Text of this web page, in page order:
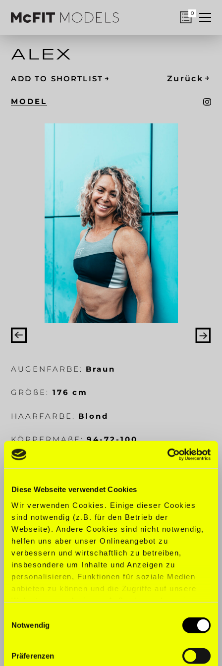
Diese Webseite verwendet Cookies
Wir verwenden Cookies. Einige dieser Cookies
sind notwendig (z.B. für den Betrieb der
Webseite). Andere Cookies sind nicht notwendig,
helfen uns aber unser Onlineangebot zu
verbessern und wirtschaftlich zu betreiben,
insbesondere um Inhalte und Anzeigen zu
personalisieren, Funktionen für soziale Medien
anbieten zu können und die Zugriffe auf unsere
Website an unsere Partner für soziale Medien,
Werbung und Analysen weiter. Unsere Partner
führen diese Informationen möglicherweise mit
weiteren Daten zusammen, die Sie ihnen
Notwendig
Präferenzen
0
ALEX
ADD TO SHORTLIST → Zurück →
MODEL
AUGENFARBE: Braun
GRÖ ß E: 176 cm
HAARFARBE: Blond
KÖRPERMAßE:94-72-100
KONFEKTION:
SCHUHGRÖ ßE:40,5
SPORTARTEN:Aerobic, Bodybuilding,
Functional Training, Indoorcycling,
Kettlebell, Sprint, Schwimmen
TALENTE:Fitness Trainer
SPRACHEN:Englisch, Deutsch